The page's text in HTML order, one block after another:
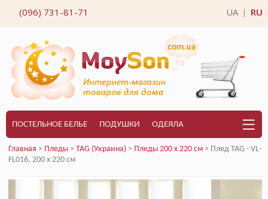
(096) 731-81-71 UA RU
ПОСТЕЛЬНОЕ БЕЛЬЕ ПОДУШКИ ОДЕЯЛА
Главная > Пледы > TAG (Украина) > Пледы 200 x 220 см > Плед TAG - VL-
FL016, 200 х 220 см